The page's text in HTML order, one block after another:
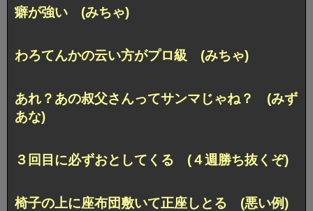
癖が強い (みちゃ)
わろてんかの云い方がプロ級 (みちゃ)
あれ？あの叔父さんってサンマじゃね？ (みず
あな)
３回目に必ずおとしてくる (４週勝ち抜くぞ)
椅子の上に座布団敷いて正座しとる (悪い例)